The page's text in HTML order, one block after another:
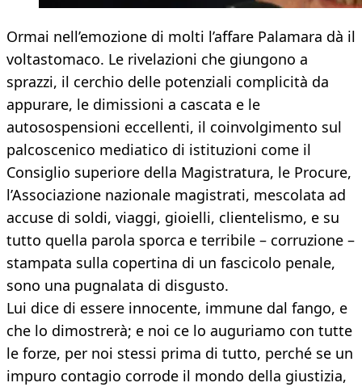
Ormai nell’emozione di molti l’affare Palamara dà il
voltastomaco. Le rivelazioni che giungono a
sprazzi, il cerchio delle potenziali complicità da
appurare, le dimissioni a cascata e le
autosospensioni eccellenti, il coinvolgimento sul
palcoscenico mediatico di istituzioni come il
Consiglio superiore della Magistratura, le Procure,
l’Associazione nazionale magistrati, mescolata ad
accuse di soldi, viaggi, gioielli, clientelismo, e su
tutto quella parola sporca e terribile – corruzione –
stampata sulla copertina di un fascicolo penale,
sono una pugnalata di disgusto.
Lui dice di essere innocente, immune dal fango, e
che lo dimostrerà; e noi ce lo auguriamo con tutte
le forze, per noi stessi prima di tutto, perché se un
impuro contagio corrode il mondo della giustizia,